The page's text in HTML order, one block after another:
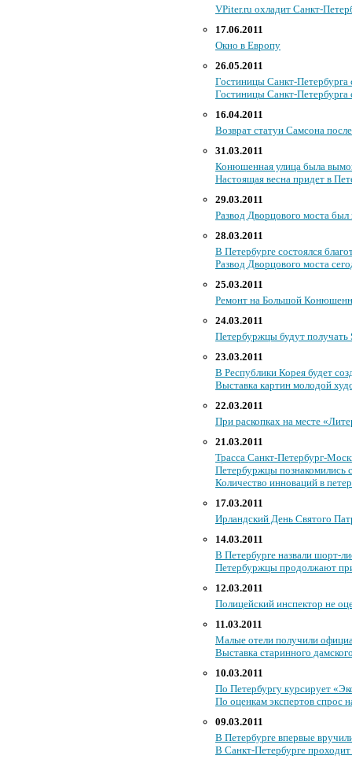
VPiter.ru охладит Санкт-
17.06.2011
Окно в Европу
26.05.2011
Гостиницы Санкт-Петербурга
Гостиницы Санкт-Петербурга
16.04.2011
Возврат статуи Самсона
31.03.2011
Конюшенная улица была
Настоящая весна придет в
29.03.2011
Развод Дворцового моста был
28.03.2011
В Петербурге состоялся
Развод Дворцового моста
25.03.2011
Ремонт на Большой
24.03.2011
Петербуржцы будут получать
23.03.2011
В Республики Корея будет
Выставка картин молодой
22.03.2011
При раскопках на месте
21.03.2011
Трасса Санкт-Петербург-
Петербуржцы познакомились
Количество инноваций в
17.03.2011
Ирландский День Святого
14.03.2011
В Петербурге назвали шорт-
Петербуржцы продолжают
12.03.2011
Полицейский инспектор не
11.03.2011
Малые отели получили
Выставка старинного
10.03.2011
По Петербургу курсирует
По оценкам экспертов спрос
09.03.2011
В Петербурге впервые
В Санкт-Петербурге проходит